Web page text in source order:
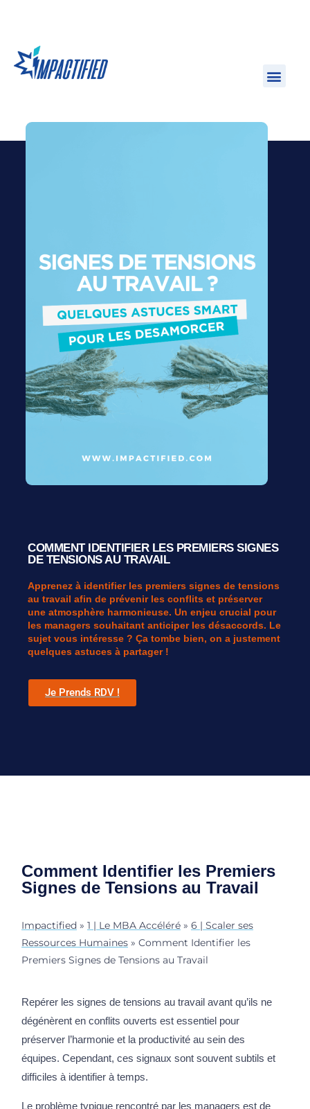
COMMENT IDENTIFIER LES PREMIERS SIGNES
DE TENSIONS AU TRAVAIL
Apprenez à identifier les premiers signes de tensions
au travail afin de prévenir les conflits et préserver
une atmosphère harmonieuse. Un enjeu crucial pour
les managers souhaitant anticiper les désaccords. Le
sujet vous intéresse ? Ça tombe bien, on a justement
quelques astuces à partager !
Je Prends RDV !
Comment Identifier les Premiers
Signes de Tensions au Travail
Impactified » 1 | Le MBA Accéléré » 6 | Scaler ses
Ressources Humaines » Comment Identifier les
Premiers Signes de Tensions au Travail
Repérer les signes de tensions au travail avant qu’ils ne
dégénèrent en conflits ouverts est essentiel pour
préserver l’harmonie et la productivité au sein des
équipes. Cependant, ces signaux sont souvent subtils et
difficiles à identifier à temps.
Le problème typique rencontré par les managers est de